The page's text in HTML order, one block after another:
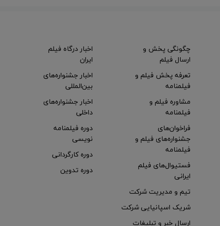
چگونگی پخش و
ارسال فیلم
تعرفه پخش فیلم و
فیلمنامه
مشاوره فیلم و
فیلمنامه
اخبار درگاه فیلم
ایران
اخبار جشنواره‌های
بین‌المللی
اخبار جشنواره‌های
داخلی
فراخوان‌های
جشنواره‌های فیلم و
فیلمنامه
فستیوال‌های فیلم
ایرانی
دوره فیلمنامه
نویسی
دوره کارگردانی
دوره تدوین
تیم و مدیریت شرکت
شریک اسپانیایی شرکت
ارسال خبر و تبلیغات